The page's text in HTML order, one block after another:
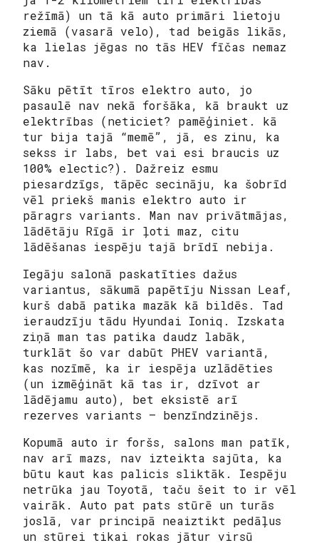
režīmā) un tā kā auto primāri lietoju
ziemā (vasarā velo), tad beigās likās,
ka lielas jēgas no tās HEV fīčas nemaz
nav.
Sāku pētīt tīros elektro auto, jo
pasaulē nav nekā foršāka, kā braukt uz
elektrības (neticiet? pamēģiniet. kā
tur bija tajā “memē”, jā, es zinu, ka
sekss ir labs, bet vai esi braucis uz
100% electic?). Dažreiz esmu
piesardzīgs, tāpēc secināju, ka šobrīd
vēl priekš manis elektro auto ir
pāragrs variants. Man nav privātmājas,
lādētāju Rīgā ir ļoti maz, citu
lādēšanas iespēju tajā brīdī nebija.
Iegāju salonā paskatīties dažus
variantus, sākumā papētīju Nissan Leaf,
kurš dabā patika mazāk kā bildēs. Tad
ieraudzīju tādu Hyundai Ioniq. Izskata
ziņā man tas patika daudz labāk,
turklāt šo var dabūt PHEV variantā,
kas nozīmē, ka ir iespēja uzlādēties
(un izmēģināt kā tas ir, dzīvot ar
lādējamu auto), bet eksistē arī
rezerves variants – benzīndzinējs.
Kopumā auto ir foršs, salons man patīk,
nav arī mazs, nav izteikta sajūta, ka
būtu kaut kas palicis sliktāk. Iespēju
netrūka jau Toyotā, taču šeit to ir vēl
vairāk. Auto pat pats stūrē un turās
joslā, var principā neaiztikt pedāļus
un stūrei tikai rokas jātur virsū